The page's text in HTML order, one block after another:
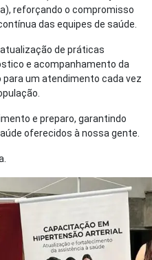
reforçando o compromisso
das equipes de saúde.
de práticas
e acompanhamento da
um atendimento cada vez
e preparo, garantindo
oferecidos à nossa gente.